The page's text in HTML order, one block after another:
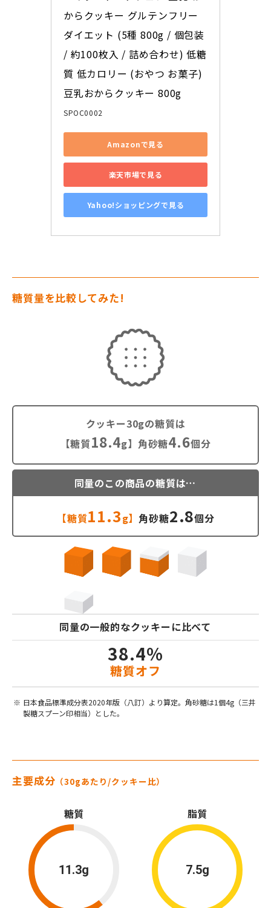
からクッキー グルテンフリー
ダイエット (5種 800g / 個包装
/ 約100枚入 / 詰め合わせ) 低糖
質 低カロリー (おやつ お菓子)
豆乳おからクッキー 800g
SPOC0002
Amazonで見る
楽天市場で見る
Yahoo!ショッピングで見る
糖質量を比較してみた!
クッキー30gの糖質は
【糖質18.4g】角砂糖4.6個分
同量のこの商品の糖質は…
【糖質11.3g】 角砂糖2.8個分
同量の一般的なクッキーに比べて
38.4%
糖質オフ
日本食品標準成分表2020年版（八訂）より算定。角砂糖は1個4g（三井
製糖スプーン印相当）とした。
主要成分 （30gあたり/クッキー比）
11.3g
糖質
7.5g
脂質